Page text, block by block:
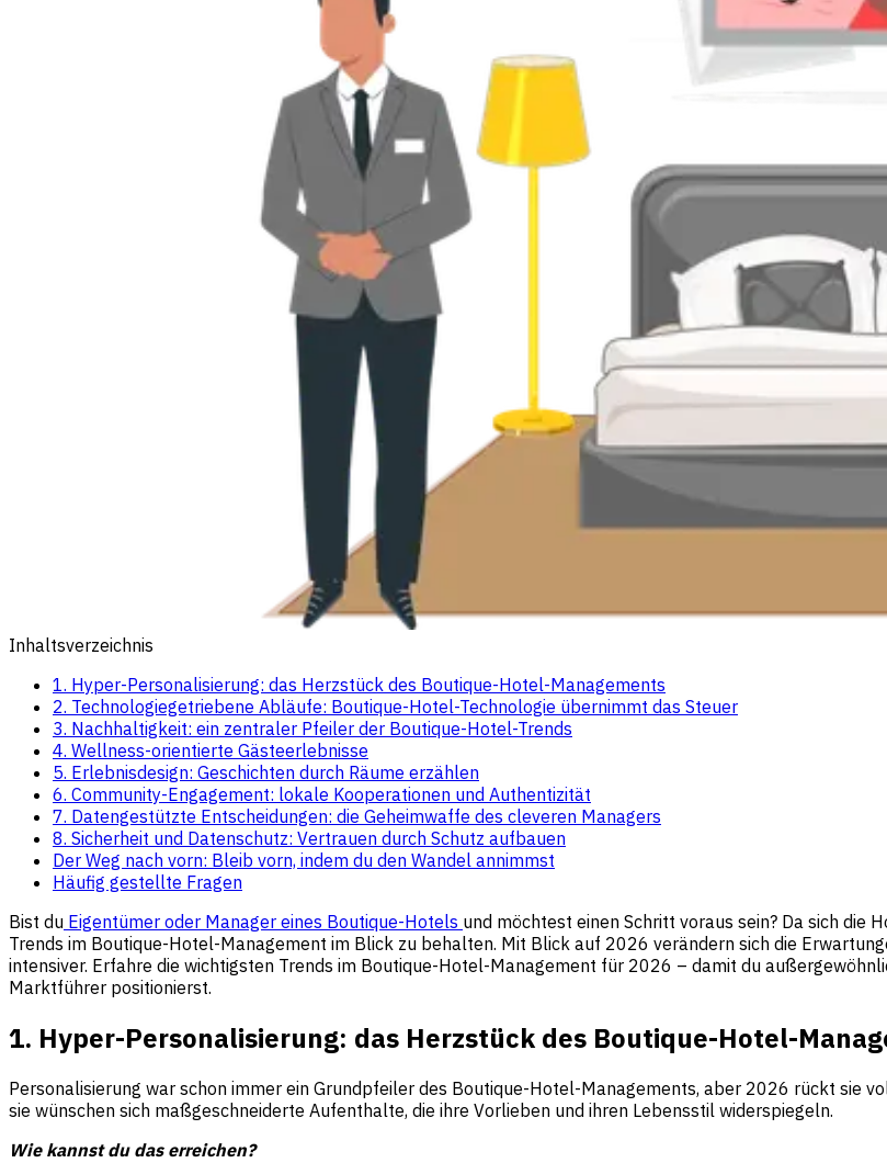
Inhaltsverzeichnis
1. Hyper-Personalisierung: das Herzstück des Boutique-Hotel-Managements
2. Technologiegetriebene Abläufe: Boutique-Hotel-Technologie übernimmt das Steuer
3. Nachhaltigkeit: ein zentraler Pfeiler der Boutique-Hotel-Trends
4. Wellness-orientierte Gästeerlebnisse
5. Erlebnisdesign: Geschichten durch Räume erzählen
6. Community-Engagement: lokale Kooperationen und Authentizität
7. Datengestützte Entscheidungen: die Geheimwaffe des cleveren Managers
8. Sicherheit und Datenschutz: Vertrauen durch Schutz aufbauen
Der Weg nach vorn: Bleib vorn, indem du den Wandel annimmst
Häufig gestellte Fragen
Bist du Eigentümer oder Manager eines Boutique-Hotels und möchtest einen Schritt voraus sein? Da sich die
Trends im Boutique-Hotel-Management im Blick zu behalten. Mit Blick auf 2026 verändern sich die
intensiver. Erfahre die wichtigsten Trends im Boutique-Hotel-Management für 2026 – damit du
Marktführer positionierst.
1. Hyper-Personalisierung: das Herzstück des Boutique-Hotel-
Personalisierung war schon immer ein Grundpfeiler des Boutique-Hotel-Managements, aber 2026 rückt sie
sie wünschen sich maßgeschneiderte Aufenthalte, die ihre Vorlieben und ihren Lebensstil widerspiegeln.
Wie kannst du das erreichen?